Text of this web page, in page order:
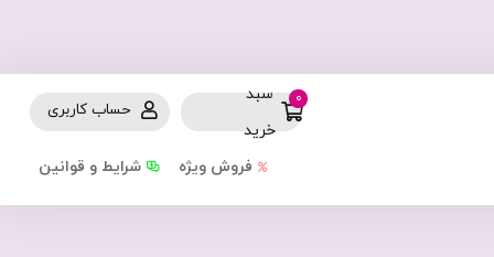
حساب کاربری
سبد
خرید
0
شرایط و قوانین فروش ویژه